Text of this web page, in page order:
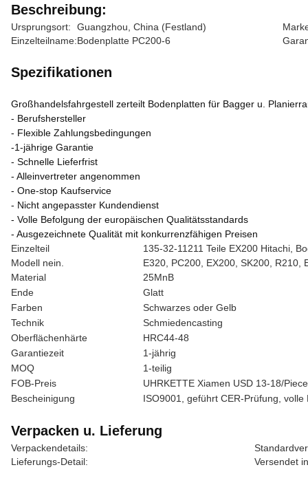
Beschreibung:
Ursprungsort: Guangzhou, China (Festland)
Einzelteilname:Bodenplatte PC200-6
Spezifikationen
Großhandelsfahrgestell zerteilt Bodenplatten für Bagger u.
- Berufshersteller
- Flexible Zahlungsbedingungen
-1-jährige Garantie
- Schnelle Lieferfrist
- Alleinvertreter angenommen
- One-stop Kaufservice
- Nicht angepasster Kundendienst
- Volle Befolgung der europäischen Qualitätsstandards
- Ausgezeichnete Qualität mit konkurrenzfähigen Preisen
Einzelteil
135-32-11211 Teile EX200 Hitachi,
Modell nein.
E320, PC200, EX200, SK200, R210,
Material
25MnB
Ende
Glatt
Farben
Schwarzes oder Gelb
Technik
Schmiedencasting
Oberflächenhärte
HRC44-48
Garantiezeit
1-jährig
MOQ
1-teilig
FOB-Preis
UHRKETTE Xiamen USD 13-18/Piece
Bescheinigung
ISO9001, geführt CER-Prüfung,
Verpacken u. Lieferung
Verpackendetails:
Lieferungs-Detail:
Versendet